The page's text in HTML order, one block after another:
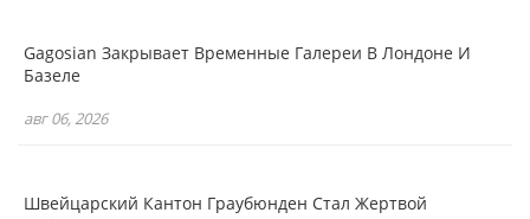
Gagosian Закрывает Временные Галереи В Лондоне И
Базеле
авг 06, 2026
Швейцарский Кантон Граубюнден Стал Жертвой